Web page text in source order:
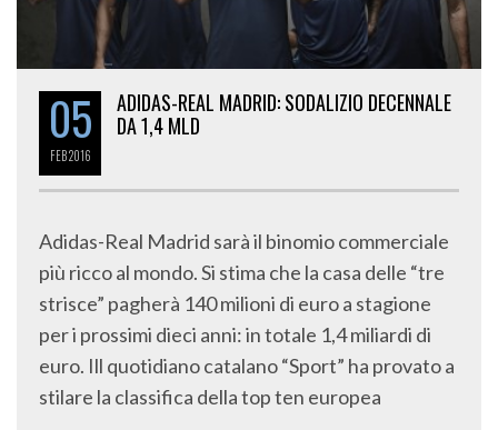
05
FEB2016
ADIDAS-REAL MADRID: SODALIZIO DECENNALE
DA 1,4 MLD
Adidas-Real Madrid sarà il binomio commerciale
più ricco al mondo. Si stima che la casa delle “tre
strisce” pagherà 140 milioni di euro a stagione
per i prossimi dieci anni: in totale 1,4 miliardi di
euro. Ill quotidiano catalano “Sport” ha provato a
stilare la classifica della top ten europea